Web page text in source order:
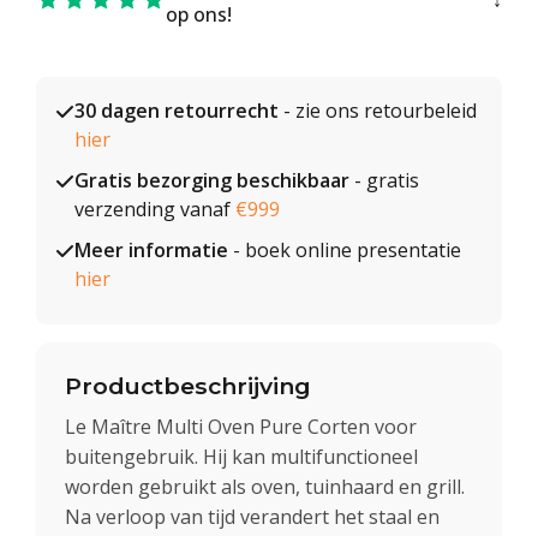
op ons!
30 dagen retourrecht - zie ons retourbeleid
hier
Gratis bezorging beschikbaar - gratis
verzending vanaf €999
Meer informatie - boek online presentatie
hier
Productbeschrijving
Le Maître Multi Oven Pure Corten voor
buitengebruik. Hij kan multifunctioneel
worden gebruikt als oven, tuinhaard en grill.
Na verloop van tijd verandert het staal en